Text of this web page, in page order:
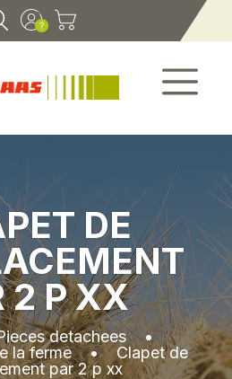
DE
2 P XX
detachees•
la ferme•Clapet de
par 2 p xx